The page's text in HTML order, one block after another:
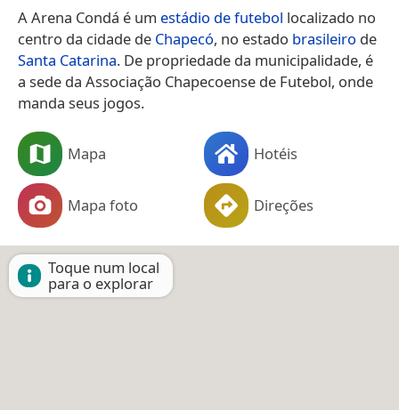
A Arena Condá é um estádio de futebol localizado no
centro da cidade de Chapecó, no estado brasileiro de
Santa Catarina. De propriedade da municipalidade, é
a sede da Associação Chapecoense de Futebol, onde
manda seus jogos.
Mapa Hotéis
Mapa foto Direções
Toque num local
para o explorar